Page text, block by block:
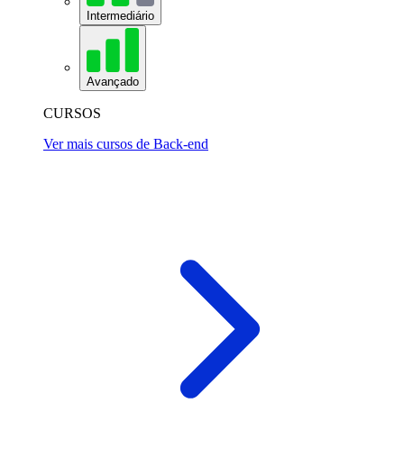
Intermediário
Avançado
CURSOS
Ver mais cursos de Back-end